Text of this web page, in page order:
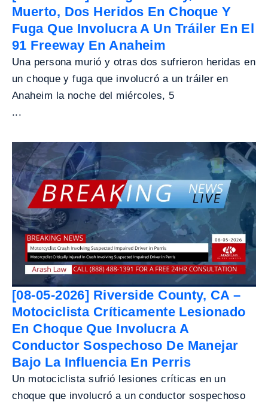
Muerto, Dos Heridos En Choque Y
Fuga Que Involucra A Un Tráiler En El
91 Freeway En Anaheim
Una persona murió y otras dos sufrieron heridas en
un choque y fuga que involucró a un tráiler en
Anaheim la noche del miércoles, 5
...
[08-05-2026] Riverside County, CA –
Motociclista Críticamente Lesionado
En Choque Que Involucra A
Conductor Sospechoso De Manejar
Bajo La Influencia En Perris
Un motociclista sufrió lesiones críticas en un
choque que involucró a un conductor sospechoso